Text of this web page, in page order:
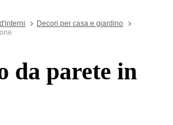
Decori per casa e giardino
da parete in